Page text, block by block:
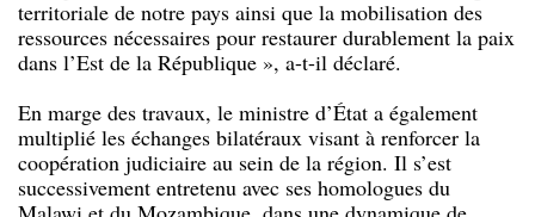
territoriale de notre pays ainsi que la mobilisation des
ressources nécessaires pour restaurer durablement la paix
dans l’Est de la République », a-t-il déclaré.
En marge des travaux, le ministre d’État a également
multiplié les échanges bilatéraux visant à renforcer la
coopération judiciaire au sein de la région. Il s’est
successivement entretenu avec ses homologues du